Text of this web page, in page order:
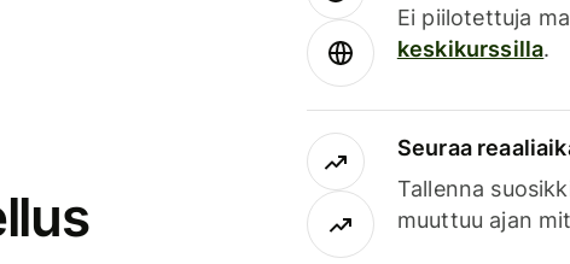
Ei piilotettuja
keskikurssilla.
Seuraa
Tallenna
muuttuu ajan